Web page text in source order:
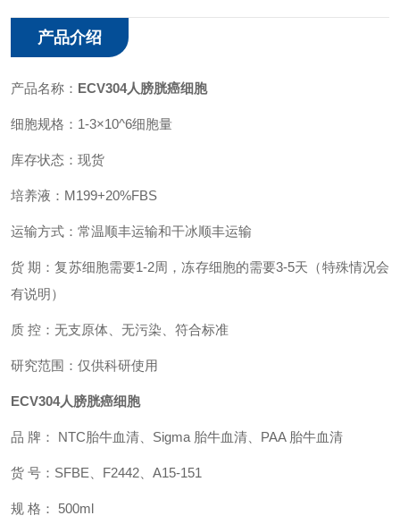
产品介绍
产品名称： ECV304人膀胱癌细胞
细胞规格：1-3×10^6细胞量
库存状态：现货
培养液：M199+20%FBS
运输方式：常温顺丰运输和干冰顺丰运输
货 期：复苏细胞需要1-2周，冻存细胞的需要3-5天（特殊情况会
有说明）
质 控：无支原体、无污染、符合标准
研究范围：仅供科研使用
ECV304人膀胱癌细胞
品 牌： NTC胎牛血清 、Sigma 胎牛血清、PAA 胎牛血清
货 号：SFBE F2442 、A15-151
规 格： 500ml